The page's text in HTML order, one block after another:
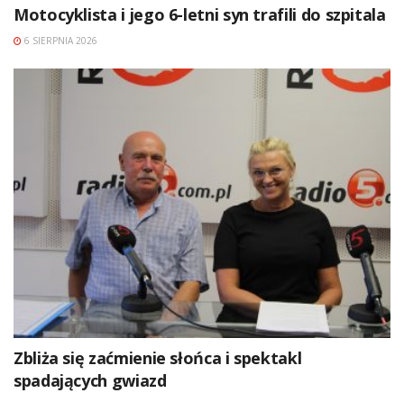
Motocyklista i jego 6-letni syn trafili do szpitala
6 SIERPNIA 2026
Zbliża się zaćmienie słońca i spektakl
spadających gwiazd